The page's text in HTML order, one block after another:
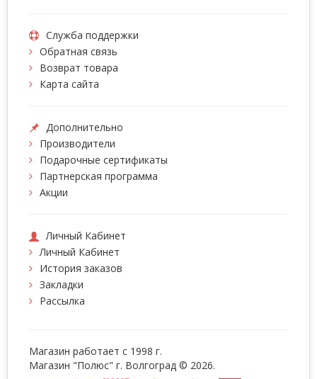
Служба поддержки
Обратная связь
Возврат товара
Карта сайта
Дополнительно
Производители
Подарочные сертификаты
Партнерская программа
Акции
Личный Кабинет
Личный Кабинет
История заказов
Закладки
Рассылка
Магазин работает с 1998 г.
Магазин "Полюс" г. Волгоград © 2026.